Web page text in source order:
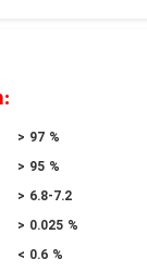
> 97 %
> 95 %
> 6.8-7.2
> 0.025 %
< 0.6 %